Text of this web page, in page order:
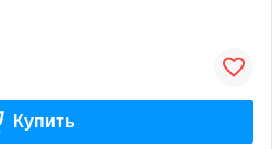
Купить